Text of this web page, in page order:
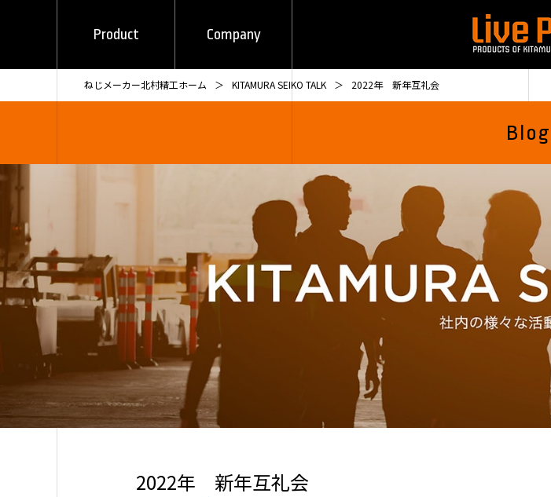
Product Company
ねじメーカー北村精工ホーム KITAMURA SEIKO TALK 2022年 新年互礼会
Blog
2022年 新年互礼会